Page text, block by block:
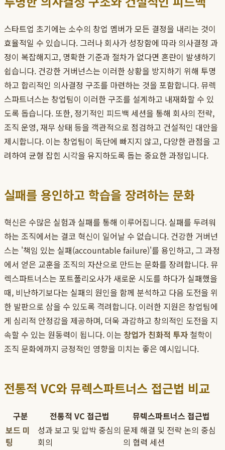
스타트업 초기에는 소수의 창업 멤버가 모든 결정을 내리는 것이
효율적일 수 있습니다. 그러나 회사가 성장함에 따라 의사결정 과
정이 복잡해지고, 명확한 기준과 절차가 없다면 혼란이 발생하기
쉽습니다. 건강한 거버넌스는 이러한 상황을 방지하기 위해 투명
하고 합리적인 의사결정 구조를 마련하는 것을 포함합니다. 뮤렉
스파트너스는 창업팀이 이러한 구조를 설계하고 내재화할 수 있
도록 돕습니다. 또한, 정기적인 피드백 세션을 통해 회사의 전략,
조직 운영, 재무 상태 등을 객관적으로 점검하고 건설적인 대안을
제시합니다. 이는 창업팀이 독단에 빠지지 않고, 다양한 관점을 고
려하여 균형 잡힌 시각을 유지하도록 돕는 중요한 과정입니다.
실패를 용인하고 학습을 장려하는 문화
혁신은 수많은 실험과 실패를 통해 이루어집니다. 실패를 두려워
하는 조직에서는 결코 혁신이 일어날 수 없습니다. 건강한 거버넌
스는 '책임 있는 실패(accountable failure)'를 용인하고, 그 과정
에서 얻은 교훈을 조직의 자산으로 만드는 문화를 장려합니다. 뮤
렉스파트너스는 포트폴리오사가 새로운 시도를 하다가 실패했을
때, 비난하기보다는 실패의 원인을 함께 분석하고 다음 도전을 위
한 발판으로 삼을 수 있도록 격려합니다. 이러한 지원은 창업팀에
게 심리적 안정감을 제공하며, 더욱 과감하고 창의적인 도전을 지
속할 수 있는 원동력이 됩니다. 이는 창업가 친화적 투자 철학이
조직 문화에까지 긍정적인 영향을 미치는 좋은 예시입니다.
전통적 VC와 뮤렉스파트너스 접근법 비교
구분 전통적 VC 접근법
뮤렉스파트너스 접근법
보드 미
팅
성과 보고 및 압박 중심의
회의
문제 해결 및 전략 논의 중심
의 협력 세션